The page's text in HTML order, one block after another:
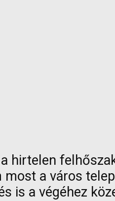
hirtelen
most a város
is a végéhez